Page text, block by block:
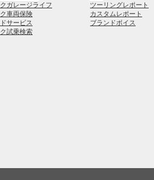
ガレージライフ
車両保険
サービス
試乗検索
ツーリングレポート
カスタムレポート
ブランドボイス